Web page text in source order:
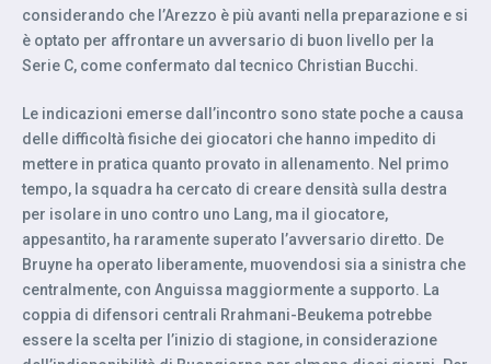
considerando che l’Arezzo è più avanti nella preparazione e si
è optato per affrontare un avversario di buon livello per la
Serie C, come confermato dal tecnico Christian Bucchi.
Le indicazioni emerse dall’incontro sono state poche a causa
delle difficoltà fisiche dei giocatori che hanno impedito di
mettere in pratica quanto provato in allenamento. Nel primo
tempo, la squadra ha cercato di creare densità sulla destra
per isolare in uno contro uno Lang, ma il giocatore,
appesantito, ha raramente superato l’avversario diretto. De
Bruyne ha operato liberamente, muovendosi sia a sinistra che
centralmente, con Anguissa maggiormente a supporto. La
coppia di difensori centrali Rrahmani-Beukema potrebbe
essere la scelta per l’inizio di stagione, in considerazione